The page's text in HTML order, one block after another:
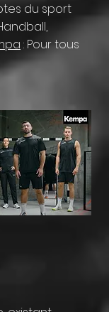
du sport
: Pour tous